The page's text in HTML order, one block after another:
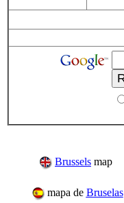
Brussels map
mapa de Bruselas